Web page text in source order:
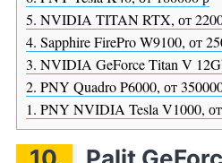
5. NVIDIA TITAN RTX, от
4. Sapphire FirePro W9100, от
3. NVIDIA GeForce Titan V
2. PNY Quadro P6000, от
1. PNY NVIDIA Tesla V1000,